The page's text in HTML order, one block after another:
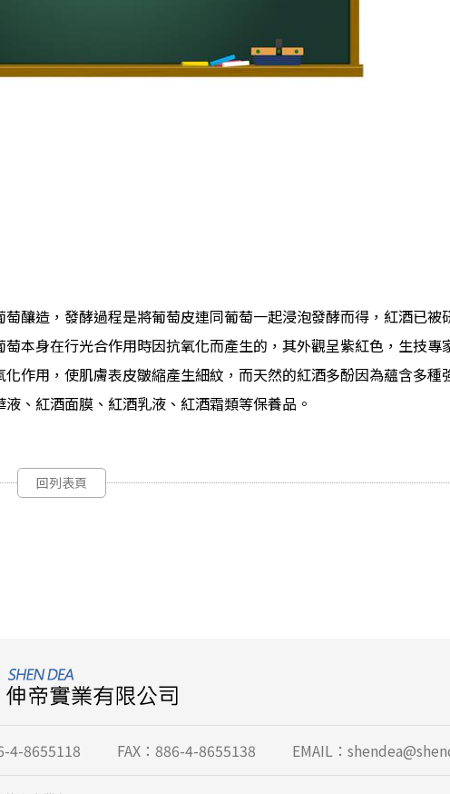
釀造，發酵過程是將葡萄皮連同葡萄一起浸泡發酵而得，紅酒已被
本身在行光合作用時因抗氧化而產生的，其外觀呈紫紅色，生技專
作用，使肌膚表皮皺縮產生細紋，而天然的紅酒多酚因為蘊含多種
、紅酒面膜、紅酒乳液、紅酒霜類等保養品。
回列表頁
4-8655118 FAX：886-4-8655138 EMAIL：